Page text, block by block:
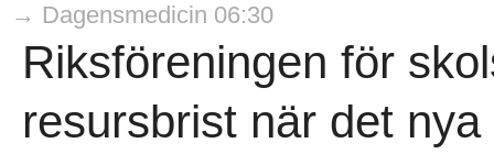
→ Dagensmedicin 06:30
Riksföreningen för
resursbrist när det